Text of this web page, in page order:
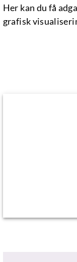
Her kan du få
grafisk